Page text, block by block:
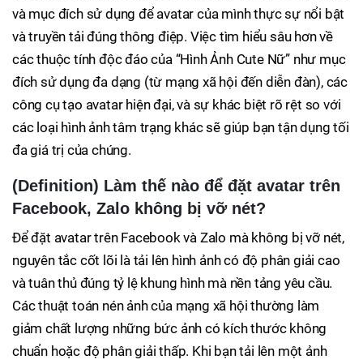
và mục đích sử dụng để avatar của mình thực sự nổi bật
và truyền tải đúng thông điệp. Việc tìm hiểu sâu hơn về
các thuộc tính độc đáo của “Hình Ảnh Cute Nữ” như mục
đích sử dụng đa dạng (từ mạng xã hội đến diễn đàn), các
công cụ tạo avatar hiện đại, và sự khác biệt rõ rệt so với
các loại hình ảnh tâm trạng khác sẽ giúp bạn tận dụng tối
đa giá trị của chúng.
(Definition) Làm thế nào để đặt avatar trên
Facebook, Zalo không bị vỡ nét?
Để đặt avatar trên Facebook và Zalo mà không bị vỡ nét,
nguyên tắc cốt lõi là tải lên hình ảnh có độ phân giải cao
và tuân thủ đúng tỷ lệ khung hình mà nền tảng yêu cầu.
Các thuật toán nén ảnh của mạng xã hội thường làm
giảm chất lượng những bức ảnh có kích thước không
chuẩn hoặc độ phân giải thấp. Khi bạn tải lên một ảnh